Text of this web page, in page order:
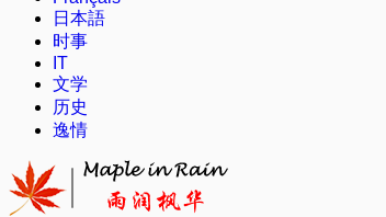
日本語
时事
IT
文学
历史
逸情